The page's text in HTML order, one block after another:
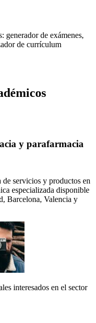
generador de exámenes,
de currículum
y parafarmacia
de servicios y productos en
especializada disponible
Barcelona, Valencia y
interesados en el sector